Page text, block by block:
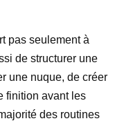
pas seulement à
de structurer une
une nuque, de créer
finition avant les
des routines